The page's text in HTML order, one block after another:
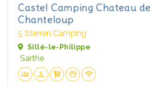
Castel Camping Chateau de
Chanteloup
5 Sterren Camping
Sillé-le-Philippe
Sarthe